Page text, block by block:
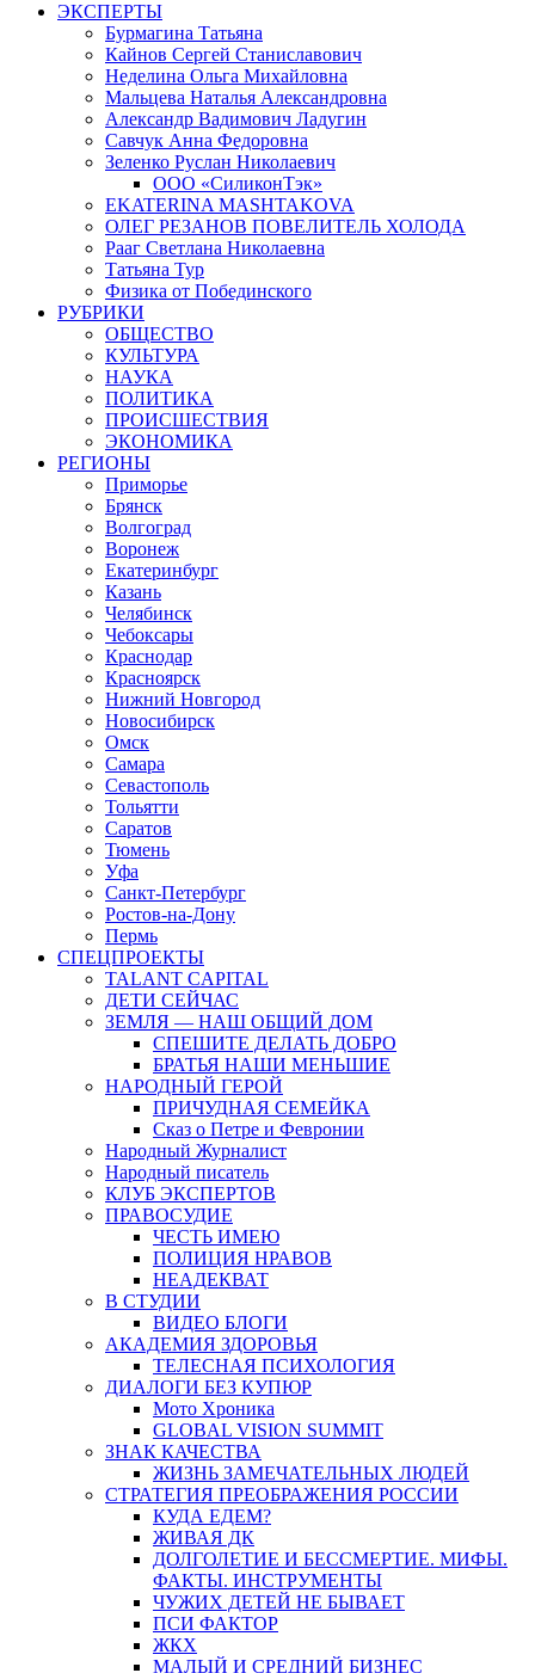
ЭКСПЕРТЫ
Бурмагина Татьяна
Кайнов Сергей Станиславович
Неделина Ольга Михайловна
Мальцева Наталья Александровна
Александр Вадимович Ладугин
Савчук Анна Федоровна
Зеленко Руслан Николаевич
ООО «СиликонТэк»
EKATERINA MASHTAKOVA
ОЛЕГ РЕЗАНОВ ПОВЕЛИТЕЛЬ ХОЛОДА
Рааг Светлана Николаевна
Татьяна Тур
Физика от Побединского
РУБРИКИ
ОБЩЕСТВО
КУЛЬТУРА
НАУКА
ПОЛИТИКА
ПРОИСШЕСТВИЯ
ЭКОНОМИКА
РЕГИОНЫ
Приморье
Брянск
Волгоград
Воронеж
Екатеринбург
Казань
Челябинск
Чебоксары
Краснодар
Красноярск
Нижний Новгород
Новосибирск
Омск
Самара
Севастополь
Тольятти
Саратов
Тюмень
Уфа
Санкт-Петербург
Ростов-на-Дону
Пермь
СПЕЦПРОЕКТЫ
TALANT CAPITAL
ДЕТИ СЕЙЧАС
ЗЕМЛЯ — НАШ ОБЩИЙ ДОМ
СПЕШИТЕ ДЕЛАТЬ ДОБРО
БРАТЬЯ НАШИ МЕНЬШИЕ
НАРОДНЫЙ ГЕРОЙ
ПРИЧУДНАЯ СЕМЕЙКА
Сказ о Петре и Февронии
Народный Журналист
Народный писатель
КЛУБ ЭКСПЕРТОВ
ПРАВОСУДИЕ
ЧЕСТЬ ИМЕЮ
ПОЛИЦИЯ НРАВОВ
НЕАДЕКВАТ
В СТУДИИ
ВИДЕО БЛОГИ
АКАДЕМИЯ ЗДОРОВЬЯ
ТЕЛЕСНАЯ ПСИХОЛОГИЯ
ДИАЛОГИ БЕЗ КУПЮР
Мото Хроника
GLOBAL VISION SUMMIT
ЗНАК КАЧЕСТВА
ЖИЗНЬ ЗАМЕЧАТЕЛЬНЫХ ЛЮДЕЙ
СТРАТЕГИЯ ПРЕОБРАЖЕНИЯ РОССИИ
КУДА ЕДЕМ?
ЖИВАЯ ДК
ДОЛГОЛЕТИЕ И БЕССМЕРТИЕ. МИФЫ.
ФАКТЫ. ИНСТРУМЕНТЫ
ЧУЖИХ ДЕТЕЙ НЕ БЫВАЕТ
ПСИ ФАКТОР
ЖКХ
МАЛЫЙ И СРЕДНИЙ БИЗНЕС